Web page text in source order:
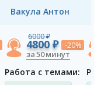
Вакула Антон
6000 ₽
4800 ₽ -20%
за 50 минут
Работа с темами: